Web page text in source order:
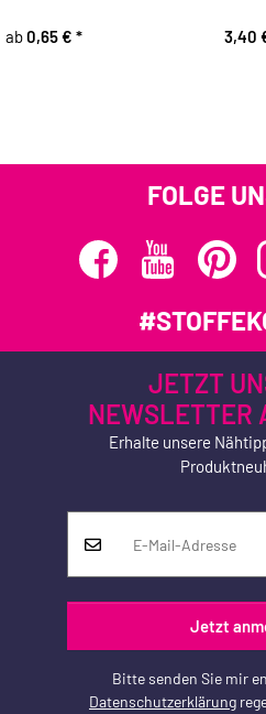
ab0,65 € * 3,40
FOLGE
JETZT
NEWSLETTER
Erhalte unsere
Jetzt
Bitte senden Sie mir
Datenschutzerklärung